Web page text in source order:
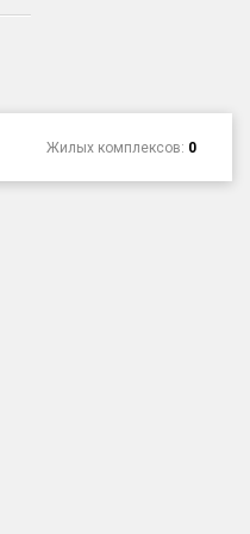
Жилых комплексов: 0